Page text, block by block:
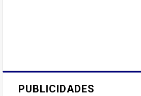
PUBLICIDADES